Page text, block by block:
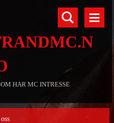
HAR MC INTRESSE